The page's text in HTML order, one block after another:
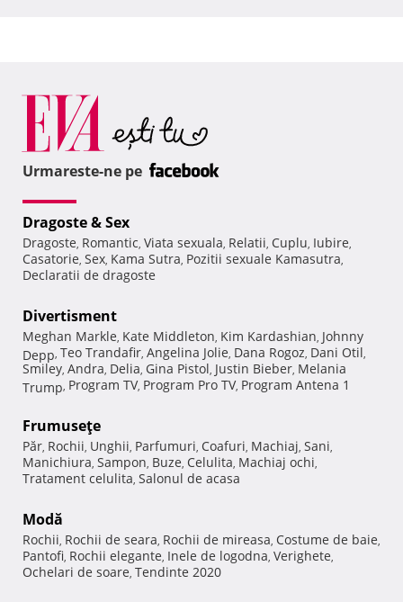
Urmareste-ne pe
Dragoste & Sex
Dragoste, Romantic, Viata sexuala, Relatii, Cuplu, Iubire,
Casatorie, Sex, Kama Sutra, Pozitii sexuale Kamasutra,
Declaratii de dragoste
Divertisment
Meghan Markle, Kate Middleton, Kim Kardashian, Johnny
Depp, Teo Trandafir, Angelina Jolie, Dana Rogoz, Dani Otil,
Smiley, Andra, Delia, Gina Pistol, Justin Bieber, Melania
Trump, Program TV, Program Pro TV, Program Antena 1
Frumuseţe
Păr, Rochii, Unghii, Parfumuri, Coafuri, Machiaj, Sani,
Manichiura, Sampon, Buze, Celulita, Machiaj ochi,
Tratament celulita, Salonul de acasa
Modă
Rochii, Rochii de seara, Rochii de mireasa, Costume de baie,
Pantofi, Rochii elegante, Inele de logodna, Verighete,
Ochelari de soare, Tendinte 2020